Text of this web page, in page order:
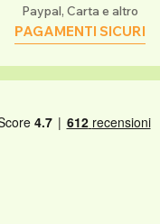
Paypal, Carta e altro
PAGAMENTI SICURI